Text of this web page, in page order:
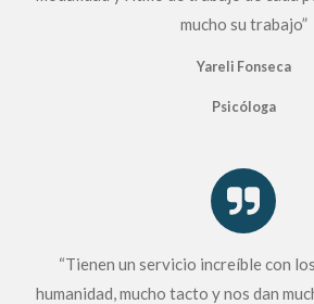
mucho su trabajo”
Yareli Fonseca
Psicóloga
“Tienen un servicio increíble con
humanidad, mucho tacto y nos dan